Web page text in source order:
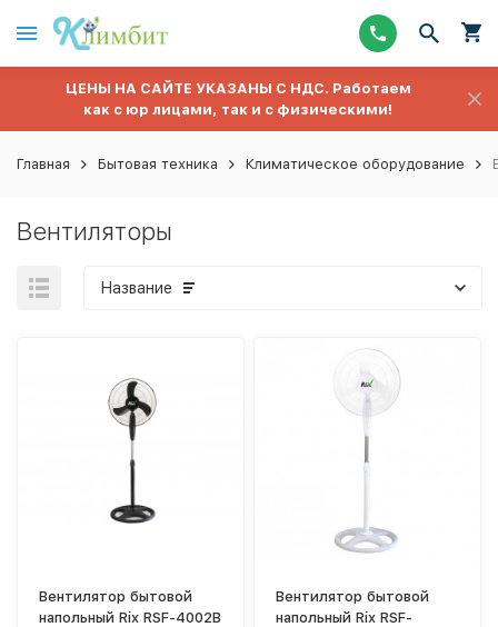
ЦЕНЫ НА САЙТЕ УКАЗАНЫ С НДС. Работаем
как с юр лицами, так и с физическими!
Главная Бытовая техника Климатическое оборудование
Вентиляторы
Название
Вентилятор бытовой
напольный Rix RSF-4002B
Вентилятор бытовой
напольный Rix RSF-